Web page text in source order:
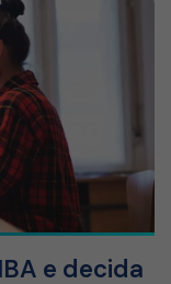
e decida